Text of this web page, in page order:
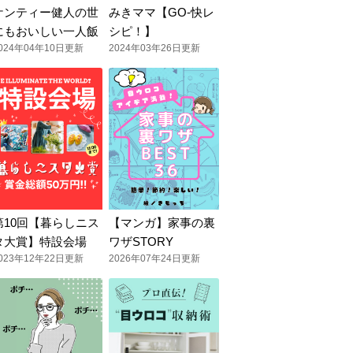
ンティー健人の世
もおいしい一人飯
年04年10日更新
みきママ【GO-快レ
シピ！】
2024年03年26日更新
10回【暮らしニス
大賞】特設会場
年12年22日更新
【マンガ】家事の裏
ワザSTORY
2026年07年24日更新